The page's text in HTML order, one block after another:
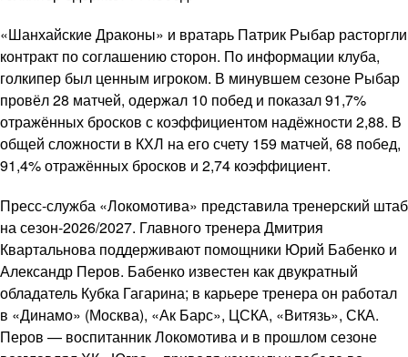
«Шанхайские Драконы» и вратарь Патрик Рыбар расторгли
контракт по соглашению сторон. По информации клуба,
голкипер был ценным игроком. В минувшем сезоне Рыбар
провёл 28 матчей, одержал 10 побед и показал 91,7%
отражённых бросков с коэффициентом надёжности 2,88. В
общей сложности в КХЛ на его счету 159 матчей, 68 побед,
91,4% отражённых бросков и 2,74 коэффициент.
Пресс-служба «Локомотива» представила тренерский штаб
на сезон-2026/2027. Главного тренера Дмитрия
Квартальнова поддерживают помощники Юрий Бабенко и
Александр Перов. Бабенко известен как двукратный
обладатель Кубка Гагарина; в карьере тренера он работал
в «Динамо» (Москва), «Ак Барс», ЦСКА, «Витязь», СКА.
Перов — воспитанник Локомотива и в прошлом сезоне